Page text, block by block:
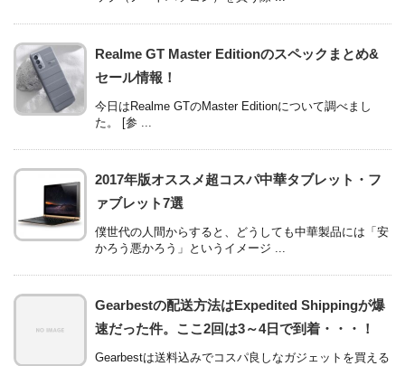
Realme GT Master Editionのスペックまとめ&
セール情報！
今日はRealme GTのMaster Editionについて調べまし
た。 [参 ...
2017年版オススメ超コスパ中華タブレット・フ
ァブレット7選
僕世代の人間からすると、どうしても中華製品には「安
かろう悪かろう」というイメージ ...
Gearbestの配送方法はExpedited Shippingが爆
速だった件。ここ2回は3～4日で到着・・・！
Gearbestは送料込みでコスパ良しなガジェットを買える